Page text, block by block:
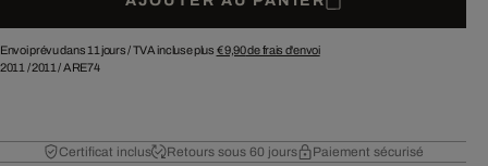
Envoi prévu dans 11 jours /TVA incluse plus € 9,90de frais d'envoi
2011 /2011 /ARE74
Certificat inclus Retours sous 60 jours Paiement sécurisé